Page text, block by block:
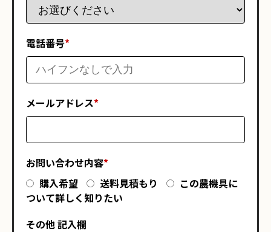
電話番号*
メールアドレス*
お問い合わせ内容*
購入希望
送料見積もり
この農機具に
ついて詳しく知りたい
その他 記入欄